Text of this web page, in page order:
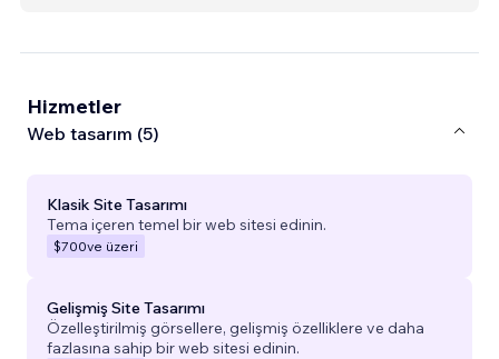
Hizmetler
Web tasarım (5)
Klasik Site Tasarımı
Tema içeren temel bir web sitesi edinin.
$700ve üzeri
Gelişmiş Site Tasarımı
Özelleştirilmiş görsellere, gelişmiş özelliklere ve daha
fazlasına sahip bir web sitesi edinin.